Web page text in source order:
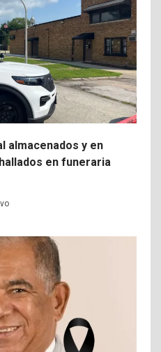
almacenados y en
en funeraria